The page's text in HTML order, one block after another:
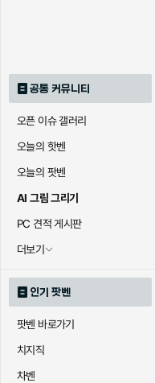
공통 커뮤니티
오픈 이슈 갤러리
오늘의 핫벤
오늘의 팟벤
AI 그림 그리기
PC 견적 게시판
더보기
인기 팟벤
팟벤 바로가기
치지직
차벤